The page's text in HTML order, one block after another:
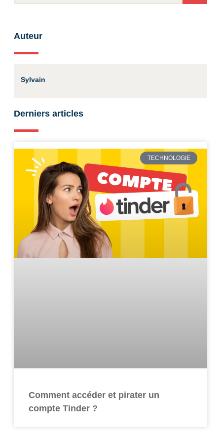
Auteur
Sylvain
Derniers articles
TECHNOLOGIE
Comment accéder et pirater un
compte Tinder ?